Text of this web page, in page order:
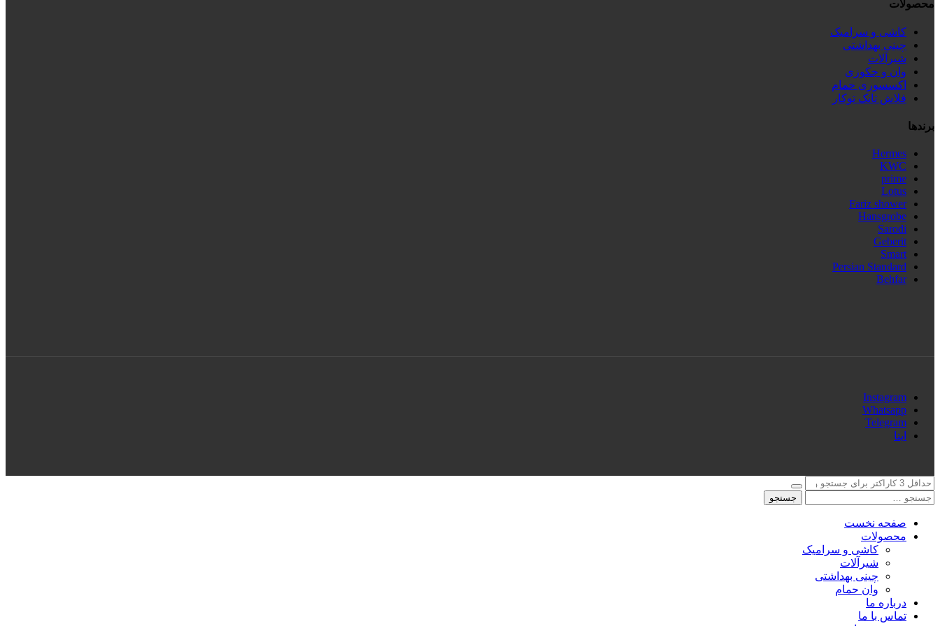
محصولات
کاشی و سرامیک
چینی بهداشتی
شیرآلات
وان و جکوزی
اکسسوری حمام
فلاش تانک توکار
برندها
Hermes
KWC
prime
Lotus
Fariz shower
Hansgrobe
Sarodi
Geberit
Smart
Persian Standard
Behfar
Instagram
Whatsapp
Telegram
ایتا
جستجو
صفحه نخست
محصولات
کاشی و سرامیک
شیرآلات
چینی بهداشتی
وان حمام
درباره ما
تماس با ما